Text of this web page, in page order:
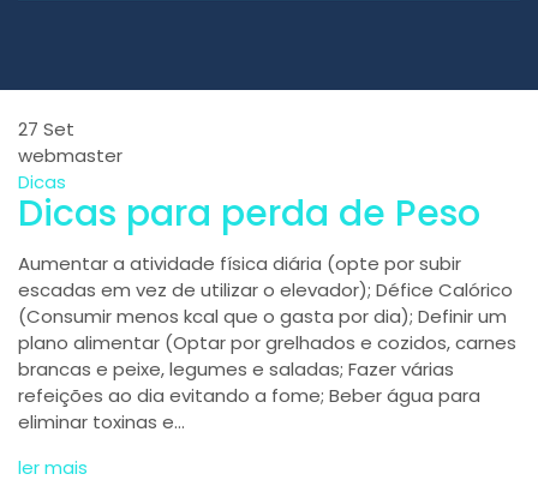
27 Set
webmaster
Dicas
Dicas para perda de Peso
Aumentar a atividade física diária (opte por subir
escadas em vez de utilizar o elevador); Défice Calórico
(Consumir menos kcal que o gasta por dia); Definir um
plano alimentar (Optar por grelhados e cozidos, carnes
brancas e peixe, legumes e saladas; Fazer várias
refeições ao dia evitando a fome; Beber água para
eliminar toxinas e…
ler mais